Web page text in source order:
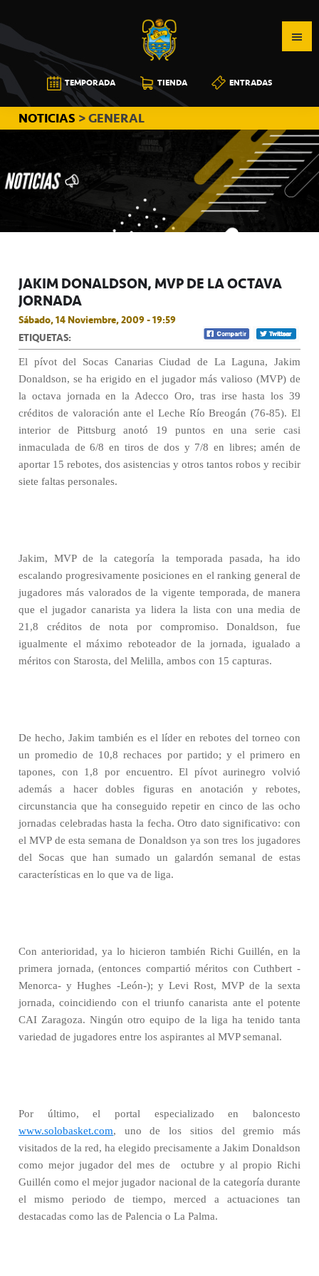
a
la
navegación
principal
al
contenido
principal
a
la
barra
lateral
principal
CB
CANARIAS
TEMPORADA TIENDA ENTRADAS
NOTICIAS > GENERAL
JAKIM DONALDSON, MVP DE LA OCTAVA
JORNADA
Sábado, 14 Noviembre, 2009 - 19:59
ETIQUETAS:
El pívot del Socas Canarias Ciudad de La Laguna, Jakim
Donaldson, se ha erigido en el jugador más valioso (MVP) de
la octava jornada en la Adecco Oro, tras irse hasta los 39
créditos de valoración ante el Leche Río Breogán (76-85). El
interior de Pittsburg anotó 19 puntos en una serie casi
inmaculada de 6/8 en tiros de dos y 7/8 en libres; amén de
aportar 15 rebotes, dos asistencias y otros tantos robos y recibir
siete faltas personales.
Jakim, MVP de la categoría la temporada pasada, ha ido
escalando progresivamente posiciones en el ranking general de
jugadores más valorados de la vigente temporada, de manera
que el jugador canarista ya lidera la lista con una media de
21,8 créditos de nota por compromiso. Donaldson, fue
igualmente el máximo reboteador de la jornada, igualado a
méritos con Starosta, del Melilla, ambos con 15 capturas.
De hecho, Jakim también es el líder en rebotes del torneo con
un promedio de 10,8 rechaces por partido; y el primero en
tapones, con 1,8 por encuentro. El pívot aurinegro volvió
además a hacer dobles figuras en anotación y rebotes,
circunstancia que ha conseguido repetir en cinco de las ocho
jornadas celebradas hasta la fecha. Otro dato significativo: con
el MVP de esta semana de Donaldson ya son tres los jugadores
del Socas que han sumado un galardón semanal de estas
características en lo que va de liga.
Con anterioridad, ya lo hicieron también Richi Guillén, en la
primera jornada, (entonces compartió méritos con Cuthbert -
Menorca- y Hughes -León-); y Levi Rost, MVP de la sexta
jornada, coincidiendo con el triunfo canarista ante el potente
CAI Zaragoza. Ningún otro equipo de la liga ha tenido tanta
variedad de jugadores entre los aspirantes al MVP semanal.
Por último, el portal especializado en baloncesto
www.solobasket.com, uno de los sitios del gremio más
visitados de la red, ha elegido precisamente a Jakim Donaldson
como mejor jugador del mes de
octubre y al propio Richi
Guillén como el mejor jugador nacional de la categoría durante
el mismo periodo de tiempo, merced a actuaciones tan
destacadas como las de Palencia o La Palma.